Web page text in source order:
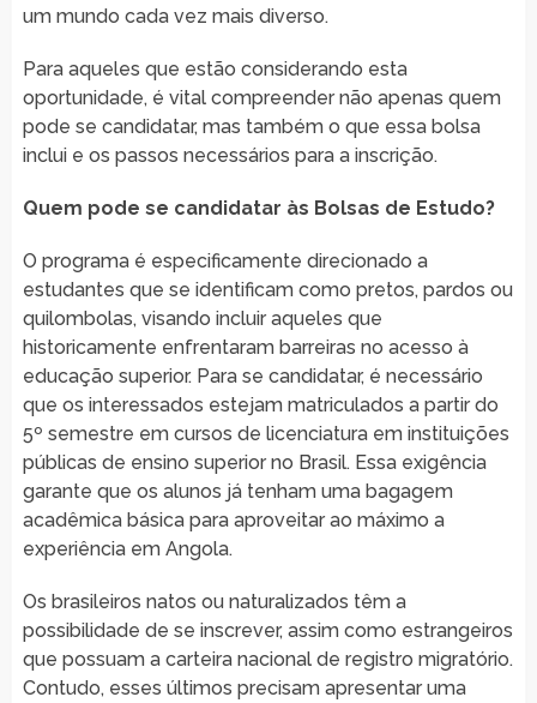
um mundo cada vez mais diverso.
Para aqueles que estão considerando esta
oportunidade, é vital compreender não apenas quem
pode se candidatar, mas também o que essa bolsa
inclui e os passos necessários para a inscrição.
Quem pode se candidatar às Bolsas de Estudo?
O programa é especificamente direcionado a
estudantes que se identificam como pretos, pardos ou
quilombolas, visando incluir aqueles que
historicamente enfrentaram barreiras no acesso à
educação superior. Para se candidatar, é necessário
que os interessados estejam matriculados a partir do
5º semestre em cursos de licenciatura em instituições
públicas de ensino superior no Brasil. Essa exigência
garante que os alunos já tenham uma bagagem
acadêmica básica para aproveitar ao máximo a
experiência em Angola.
Os brasileiros natos ou naturalizados têm a
possibilidade de se inscrever, assim como estrangeiros
que possuam a carteira nacional de registro migratório.
Contudo, esses últimos precisam apresentar uma